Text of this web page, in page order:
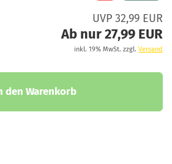
UVP 32,99 EUR
Ab nur 27,99 EUR
inkl. 19% MwSt. zzgl. Versand
den Warenkorb